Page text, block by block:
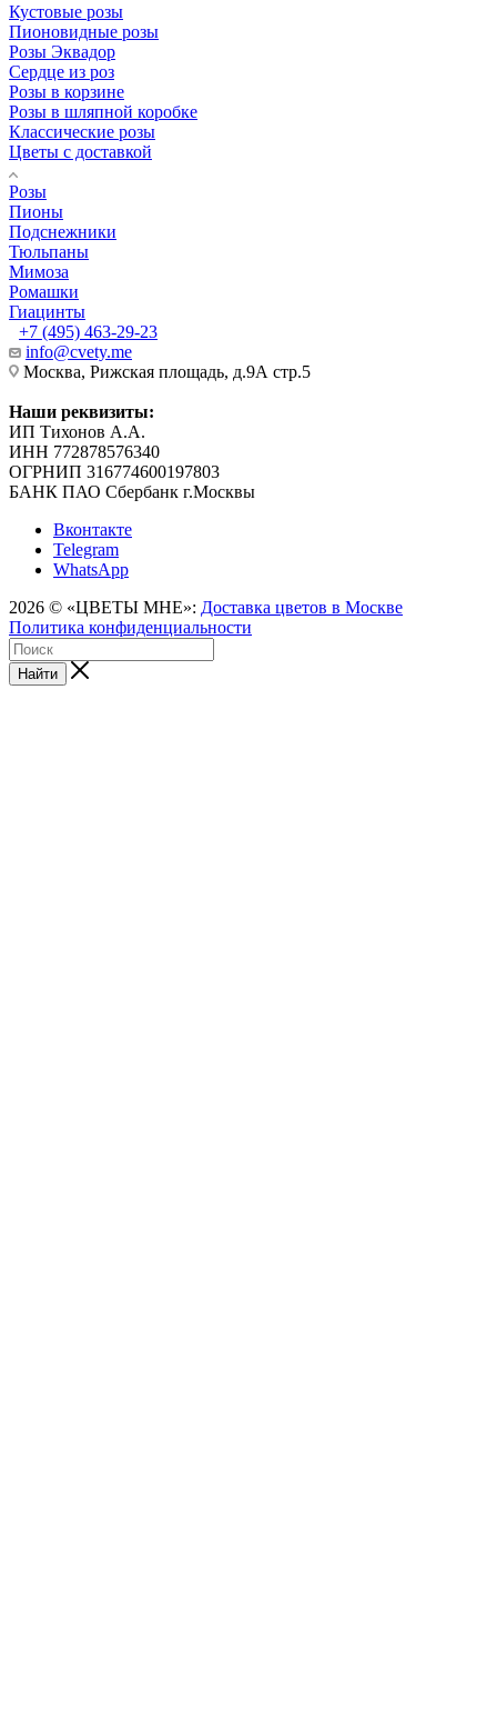
Кустовые розы
Пионовидные розы
Розы Эквадор
Сердце из роз
Розы в корзине
Розы в шляпной коробке
Классические розы
Цветы с доставкой
Розы
Пионы
Подснежники
Тюльпаны
Мимоза
Ромашки
Гиацинты
+7 (495) 463-29-23
info@cvety.me
Москва, Рижская площадь, д.9А стр.5
Наши реквизиты:
ИП Тихонов А.А.
ИНН 772878576340
ОГРНИП 316774600197803
БАНК ПАО Сбербанк г.Москвы
Вконтакте
Telegram
WhatsApp
2026 © «ЦВЕТЫ МНЕ»: Доставка цветов в Москве
Политика конфиденциальности
Найти